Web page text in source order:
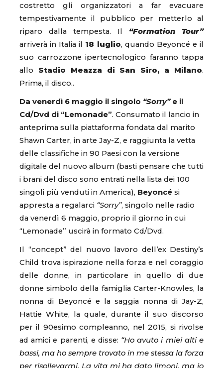
costretto gli organizzatori a far evacuare
tempestivamente il pubblico per metterlo al
riparo dalla tempesta. Il “Formation Tour”
arriverà in Italia il 18 luglio, quando Beyoncé e il
suo carrozzone ipertecnologico faranno tappa
allo Stadio Meazza di San Siro, a Milano.
Prima, il disco..
Da venerdì 6 maggio il singolo “Sorry”e il
Cd/Dvd di “Lemonade”. Consumato il lancio in
anteprima sulla piattaforma fondata dal marito
Shawn Carter, in arte Jay-Z, e raggiunta la vetta
delle classifiche in 90 Paesi con la versione
digitale del nuovo album (basti pensare che tutti
i brani del disco sono entrati nella lista dei 100
singoli più venduti in America), Beyoncé si
appresta a regalarci “Sorry”, singolo nelle radio
da venerdì 6 maggio, proprio il giorno in cui
“Lemonade” uscirà in formato Cd/Dvd.
Il “concept” del nuovo lavoro dell’ex Destiny’s
Child trova ispirazione nella forza e nel coraggio
delle donne, in particolare in quello di due
donne simbolo della famiglia Carter-Knowles, la
nonna di Beyoncé e la saggia nonna di Jay-Z,
Hattie White, la quale, durante il suo discorso
per il 90esimo compleanno, nel 2015, si rivolse
ad amici e parenti, e disse: “Ho avuto i miei alti e
bassi, ma ho sempre trovato in me stessa la forza
per risollevarmi. La vita mi ha dato limoni, ma io